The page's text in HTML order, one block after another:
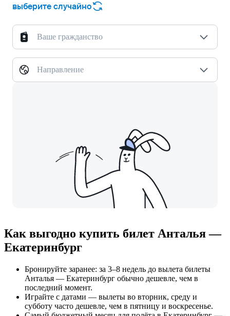
выберите случайно
Ваше гражданство
Направление
Как выгодно купить билет Анталья —
Екатеринбург
Бронируйте заранее: за 3–8 недель до вылета билеты
Анталья — Екатеринбург обычно дешевле, чем в
последний момент.
Играйте с датами — вылеты во вторник, среду и
субботу часто дешевле, чем в пятницу и воскресенье.